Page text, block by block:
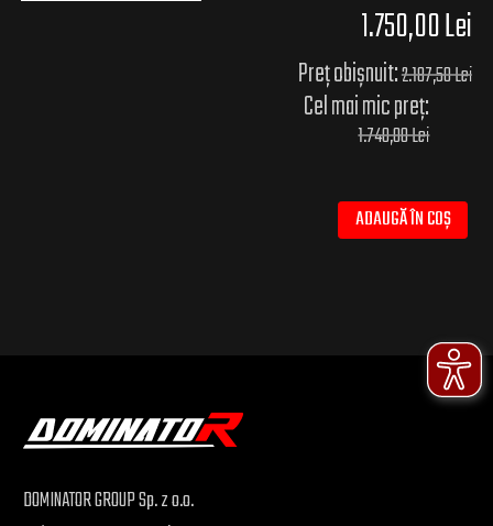
1.750,00 Lei
Preț obișnuit:2.187,50 Lei
Cel mai mic preț:
1.740,00 Lei
ADAUGĂ ÎN COȘ
DOMINATOR GROUP Sp. z o.o.